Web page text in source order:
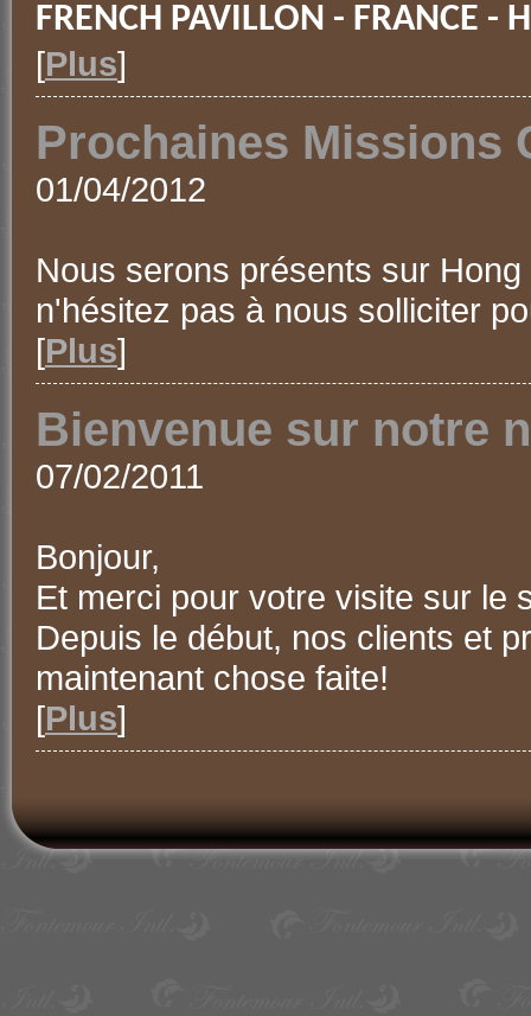
FRENCH PAVILLON - FRANCE -
[Plus]
Prochaines Missions
01/04/2012
Nous serons présents sur
n'hésitez pas à nous solliciter
[Plus]
Bienvenue sur notre
07/02/2011
Bonjour,
Et merci pour votre visite sur le
Depuis le début, nos clients et
maintenant chose faite!
[Plus]